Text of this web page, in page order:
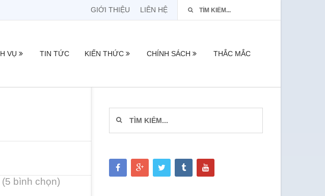
GIỚI THIỆU LIÊN HỆ
VỤ TIN TỨC KIẾN THỨC CHÍNH SÁCH THẮC MẮC
(5 bình chọn)